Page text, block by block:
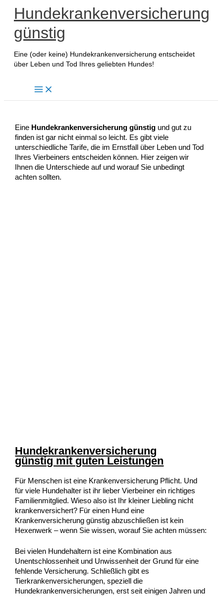
Zum
Inhalt
springen
Hundekrankenversicherung
günstig
Eine (oder keine) Hundekrankenversicherung entscheidet
über Leben und Tod Ihres geliebten Hundes!
Eine Hundekrankenversicherung günstig und gut zu
finden ist gar nicht einmal so leicht. Es gibt viele
unterschiedliche Tarife, die im Ernstfall über Leben und Tod
Ihres Vierbeiners entscheiden können. Hier zeigen wir
Ihnen die Unterschiede auf und worauf Sie unbedingt
achten sollten.
Hundekrankenversicherung
günstig mit guten Leistungen
Für Menschen ist eine Krankenversicherung Pflicht. Und
für viele Hundehalter ist ihr lieber Vierbeiner ein richtiges
Familienmitglied. Wieso also ist Ihr kleiner Liebling nicht
krankenversichert? Für einen Hund eine
Krankenversicherung günstig abzuschließen ist kein
Hexenwerk – wenn Sie wissen, worauf Sie achten müssen:
Bei vielen Hundehaltern ist eine Kombination aus
Unentschlossenheit und Unwissenheit der Grund für eine
fehlende Versicherung. Schließlich gibt es
Tierkrankenversicherungen, speziell die
Hundekrankenversicherungen, erst seit einigen Jahren und